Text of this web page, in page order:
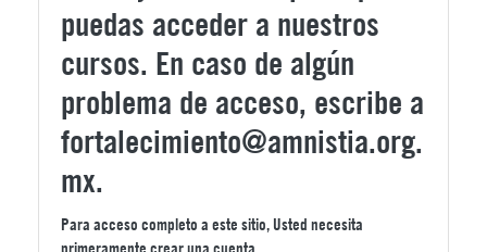
puedas acceder a nuestros
cursos. En caso de algún
problema de acceso, escribe a
fortalecimiento@amnistia.org.
mx.
Para acceso completo a este sitio, Usted necesita